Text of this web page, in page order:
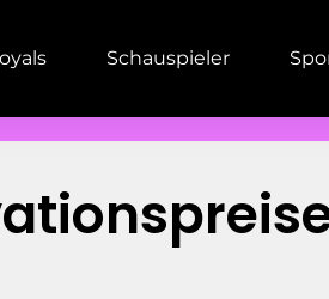
Schauspieler